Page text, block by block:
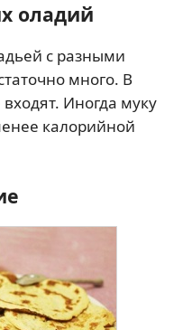
оладий
с разными
много. В
Иногда муку
калорийной